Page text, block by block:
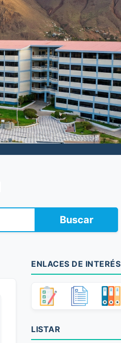
Buscar
ENLACES DE INTERÉS
LISTAR